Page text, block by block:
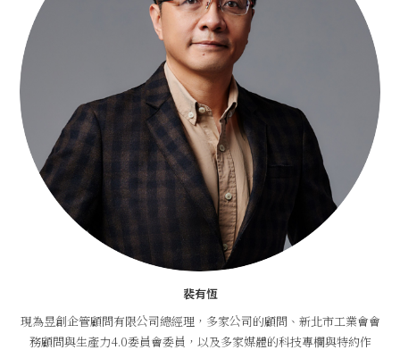
裴有恆
現為昱創企管顧問有限公司總經理，多家公司的顧問、新北市工業會會
務顧問與生產力4.0委員會委員，以及多家媒體的科技專欄與特約作